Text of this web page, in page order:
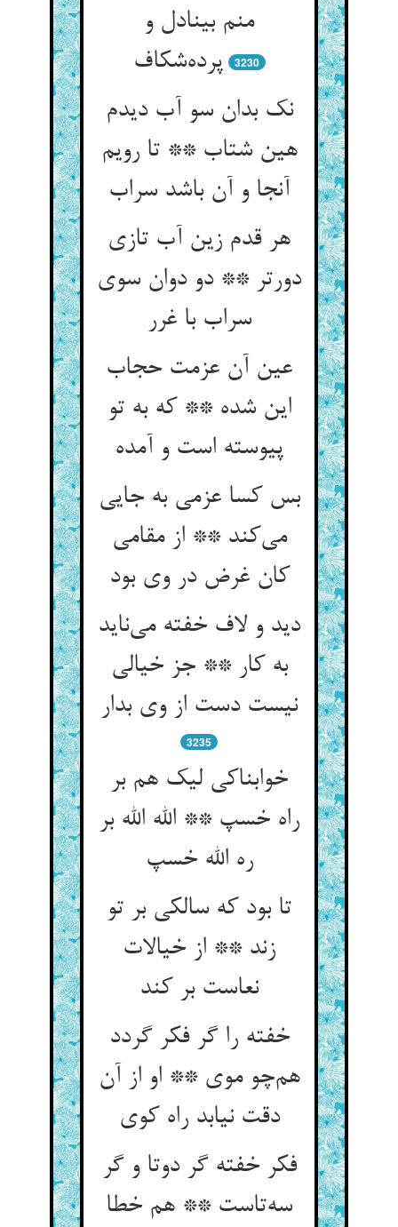
منم بینادل و
پرده‌شکاف
3230
نک بدان سو آب دیدم
هین شتاب ** تا رویم
آنجا و آن باشد سراب
هر قدم زین آب تازی
دورتر ** دو دوان سوی
سراب با غرر
عین آن عزمت حجاب
این شده ** که به تو
پیوسته است و آمده
بس کسا عزمی به جایی
می‌کند ** از مقامی
کان غرض در وی بود
دید و لاف خفته می‌ناید
به کار ** جز خیالی
نیست دست از وی بدار
3235
خوابناکی لیک هم بر
راه خسپ ** الله الله بر
ره الله خسپ
تا بود که سالکی بر تو
زند ** از خیالات
نعاست بر کند
خفته را گر فکر گردد
هم‌چو موی ** او از آن
دقت نیابد راه کوی
فکر خفته گر دوتا و گر
سه‌تاست ** هم خطا